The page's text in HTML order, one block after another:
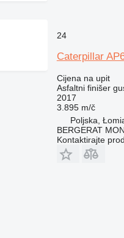
24
Caterpillar
Cijena na upit
Asfaltni finišer
2017
3.895 m/č
Poljska,
BERGERAT
Kontaktirajte